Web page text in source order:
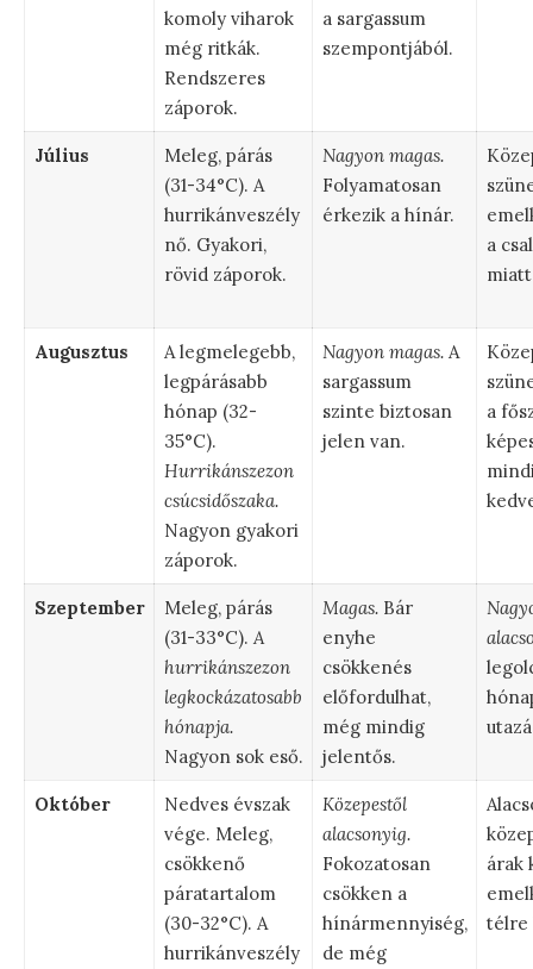
komoly viharok
még ritkák.
Rendszeres
záporok.
a sargassum
szempontjából.
Július
Meleg, párás
(31-34°C). A
hurrikánveszély
nő. Gyakori,
rövid záporok.
Nagyon magas.
Folyamatosan
érkezik a hínár.
a
Augusztus
A legmelegebb,
legpárásabb
hónap (32-
35°C).
Hurrikánszezon
csúcsidőszaka.
Nagyon gyakori
záporok.
Nagyon magas.A
sargassum
szinte biztosan
jelen van.
a
Szeptember
Meleg, párás
(31-33°C). A
hurrikánszezon
legkockázatosabb
hónapja.
Nagyon sok eső.
Magas.Bár
enyhe
csökkenés
előfordulhat,
még mindig
jelentős.
Október
Nedves évszak
vége. Meleg,
csökkenő
páratartalom
(30-32°C). A
hurrikánveszély
Közepestől
alacsonyig.
Fokozatosan
csökken a
hínármennyiség,
de még
árak
télre